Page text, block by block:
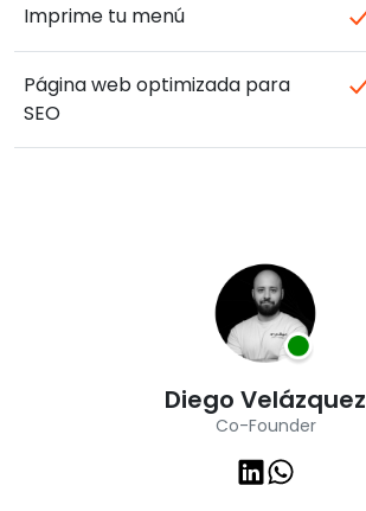
Diego Velázquez
Co-Founder
Imprime tu menú
Página web optimizada para
SEO